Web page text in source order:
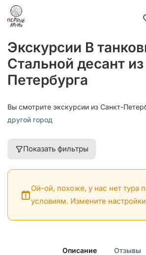
Экскурсии В
Стальной десант
Петербурга
Вы смотрите экскурсии из Санкт-
другой город
Показать фильтры
Ой-ой, похоже, у нас нет тура
условиям. Измените
Описание Отзывы